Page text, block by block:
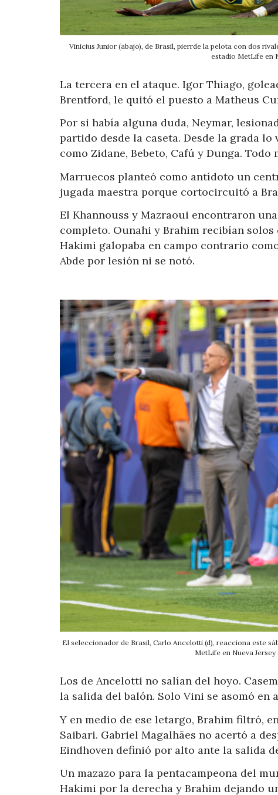
Vinicius Junior (abajo), de Brasil, pierrde la pelota con dos
estadio MetLife en
La tercera en el ataque. Igor Thiago,
Brentford, le quitó el puesto a Matheus
Por si había alguna duda, Neymar,
partido desde la caseta. Desde la grada
como Zidane, Bebeto, Cafú y Dunga. Todo
Marruecos planteó como antídoto un
jugada maestra porque cortocircuitó a
El Khannouss y Mazraoui encontraron
completo. Ounahi y Brahim recibían
Hakimi galopaba en campo contrario
Abde por lesión ni se notó.
El seleccionador de Brasil, Carlo Ancelotti (d), reacciona este
MetLife en Nueva
Los de Ancelotti no salían del hoyo.
la salida del balón. Solo Vini se asomó en
Y en medio de ese letargo, Brahim filtró,
Saibari. Gabriel Magalhães no acertó a
Eindhoven definió por alto ante la salida
Un mazazo para la pentacampeona del
Hakimi por la derecha y Brahim dejando